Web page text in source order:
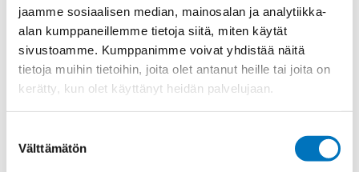
jaamme sosiaalisen median, mainosalan ja analytiikka-
alan kumppaneillemme tietoja siitä, miten käytät
sivustoamme. Kumppanimme voivat yhdistää näitä
tietoja muihin tietoihin, joita olet antanut heille tai joita on
kerätty, kun olet käyttänyt heidän palvelujaan.
valinta
Välttämätön
Valmistaja
ILME S.p.A
Koko
size "21.21", covers
Materiaali
muovi
65/CKR 65 D kits)